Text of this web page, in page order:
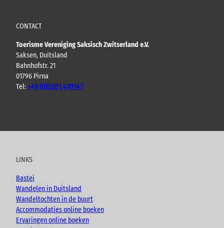
CONTACT
Toerisme Vereniging Saksisch Zwitserland e.V.
Saksen, Duitsland
Bahnhofstr. 21
01796 Pirna
Tel:+49 (0)3501 470147
u
e
c
o
k
s
a
m
o
LINKS
Bastei
Wandelen in Duitsland
Wandeltochten in de buurt
Accommodaties online boeken
Ervaringen online boeken